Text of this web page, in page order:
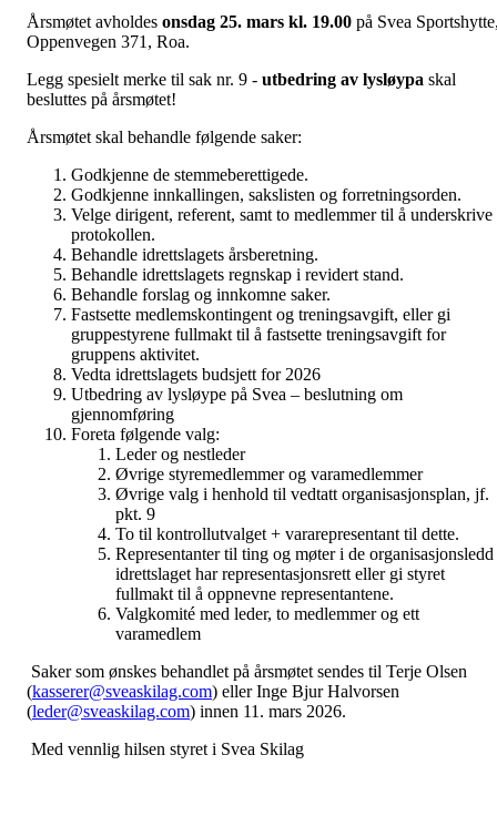
Årsmøtet avholdes onsdag 25. mars kl. 19.00 på Svea
Oppenvegen 371, Roa.
Legg spesielt merke til sak nr. 9 - utbedring av lysløypa skal
besluttes på årsmøtet!
Årsmøtet skal behandle følgende saker:
Godkjenne de stemmeberettigede.
Godkjenne innkallingen, sakslisten og forretningsorden.
Velge dirigent, referent, samt to medlemmer til å underskrive
protokollen.
Behandle idrettslagets årsberetning.
Behandle idrettslagets regnskap i revidert stand.
Behandle forslag og innkomne saker.
Fastsette medlemskontingent og treningsavgift, eller gi
gruppestyrene fullmakt til å fastsette treningsavgift for
gruppens aktivitet.
Vedta idrettslagets budsjett for 2026
Utbedring av lysløype på Svea – beslutning om
gjennomføring
Foreta følgende valg:
Leder og nestleder
Øvrige styremedlemmer og varamedlemmer
Øvrige valg i henhold til vedtatt organisasjonsplan, jf.
pkt. 9
To til kontrollutvalget + vararepresentant til dette.
Representanter til ting og møter i de organisasjonsledd
idrettslaget har representasjonsrett eller gi styret
fullmakt til å oppnevne representantene.
Valgkomité med leder, to medlemmer og ett
varamedlem
Saker som ønskes behandlet på årsmøtet sendes til Terje Olsen
(kasserer@sveaskilag.com) eller Inge Bjur Halvorsen
(leder@sveaskilag.com) innen 11. mars 2026.
Med vennlig hilsen styret i Svea Skilag